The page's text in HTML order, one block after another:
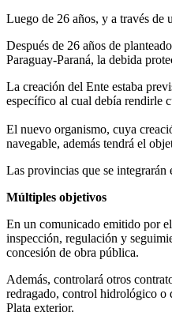
Luego de 26 años, y a través de
Después de 26 años de
Paraguay-Paraná, la debida
La creación del Ente estaba
específico al cual debía rendirle
El nuevo organismo, cuya
navegable, además tendrá el
Las provincias que se
Múltiples objetivos
En un comunicado emitido por
inspección, regulación y
concesión de obra pública.
Además, controlará otros
redragado, control hidrológico o
Plata exterior.